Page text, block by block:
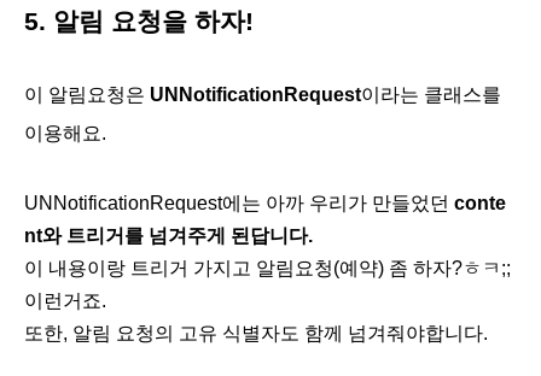
5. 알림 요청을 하자!
이 알림요청은 UNNotificationRequest이라는 클래스를
이용해요.
UNNotificationRequest에는 아까 우리가 만들었던 conte
nt와 트리거를 넘겨주게 된답니다.
이 내용이랑 트리거 가지고 알림 요청(예약) 좀 하자?ㅎㅋ;;
이런거죠.
또한, 알림 요청의 고유 식별자도 함께 넘겨줘야합니다.